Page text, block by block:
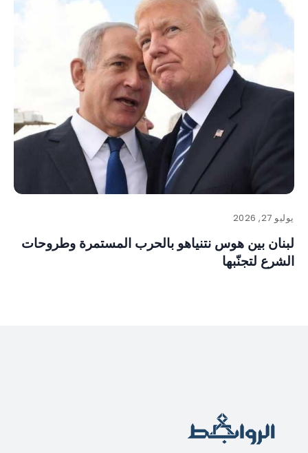
يوليو 27, 2026
لبنان بين هوس نتنياهو بالحرب المستمرة وطروحات
الشرع لتجنّبها